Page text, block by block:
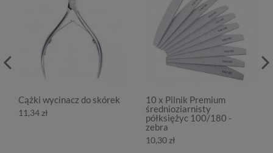
Cążki wycinacz do skórek
11,34 zł
10 x Pilnik Premium
średnioziarnisty
półksiężyc 100/180 -
zebra
10,30 zł